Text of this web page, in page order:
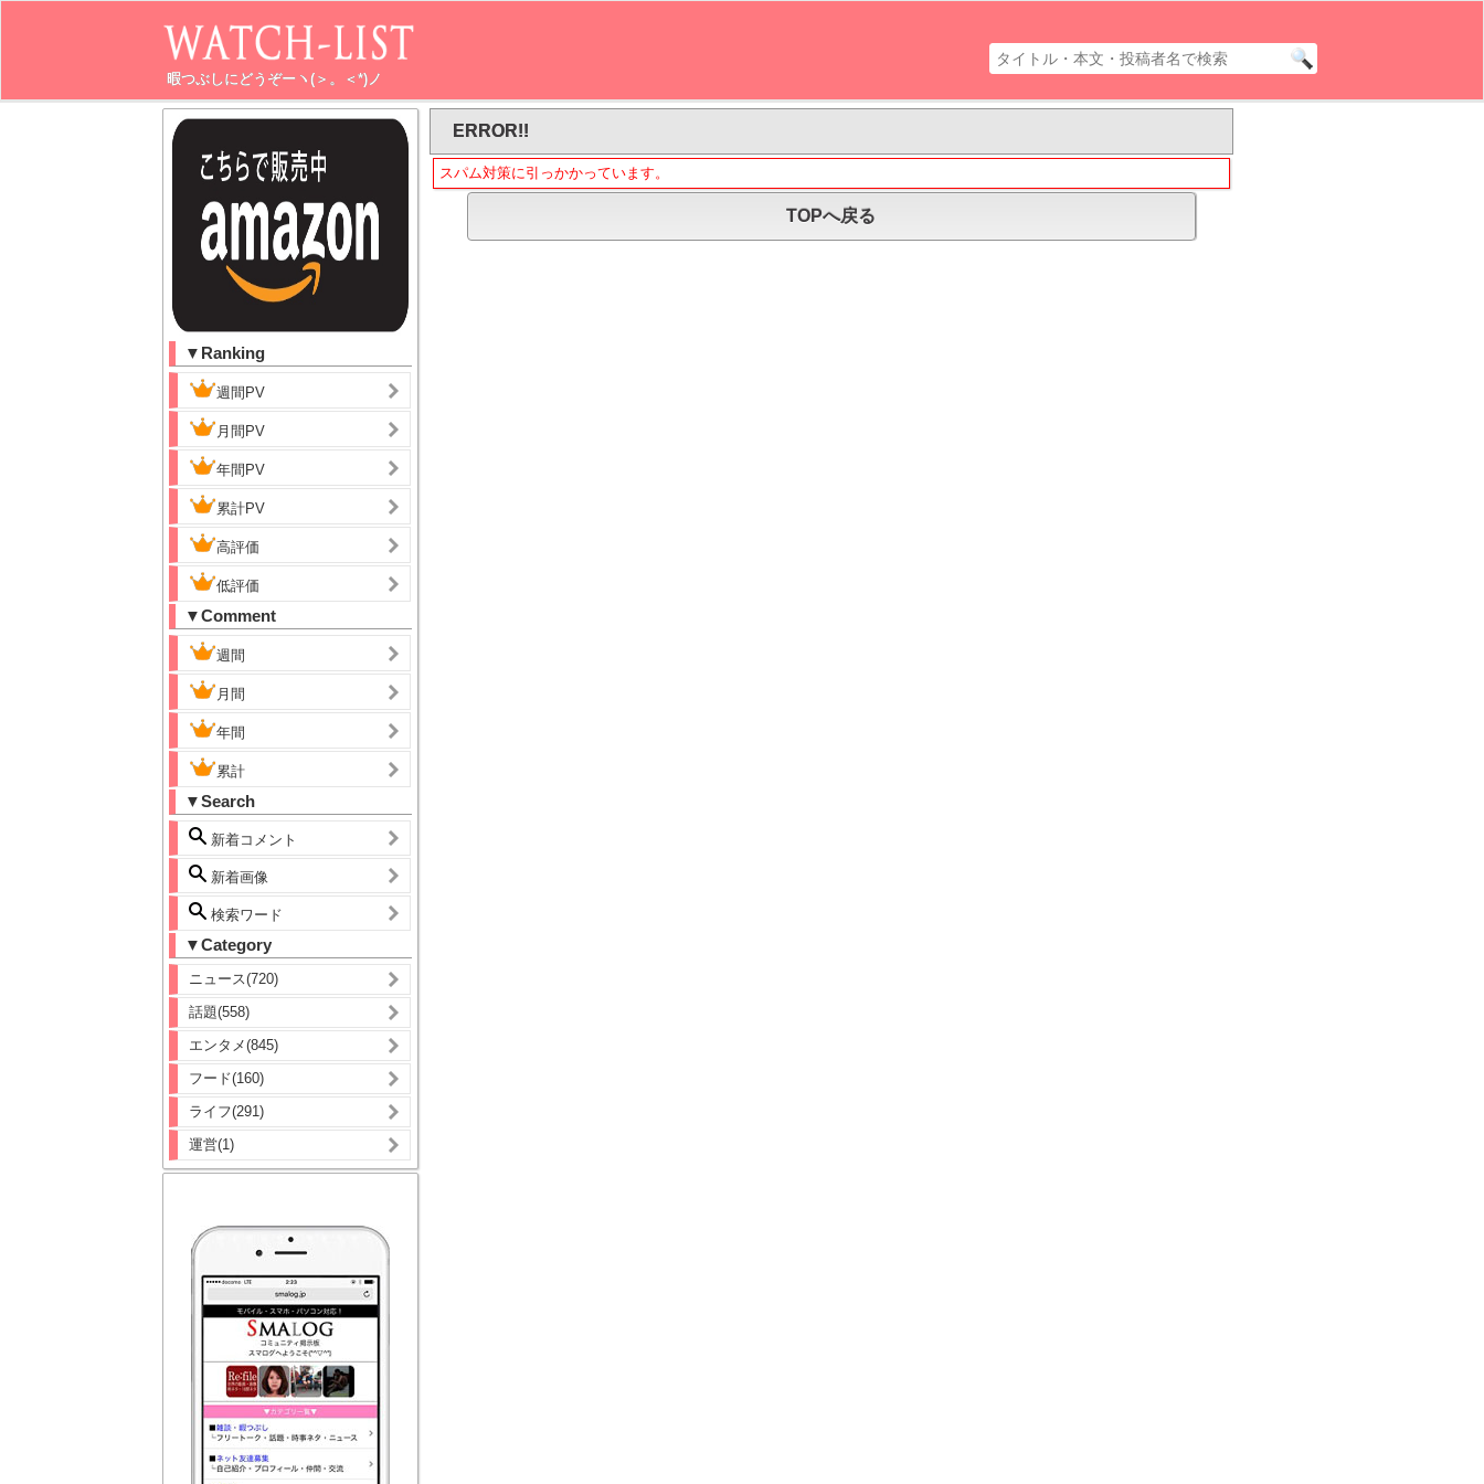
暇つぶしにどうぞーヽ(＞。＜*)ノ
▼Ranking
週間PV
月間PV
年間PV
累計PV
高評価
低評価
▼Comment
週間
月間
年間
累計
▼Search
新着コメント
新着画像
検索ワード
▼Category
ニュース(720)
話題(558)
エンタメ(845)
フード(160)
ライフ(291)
運営(1)
ERROR!!
スパム対策に引っかかっています。
TOPへ戻る